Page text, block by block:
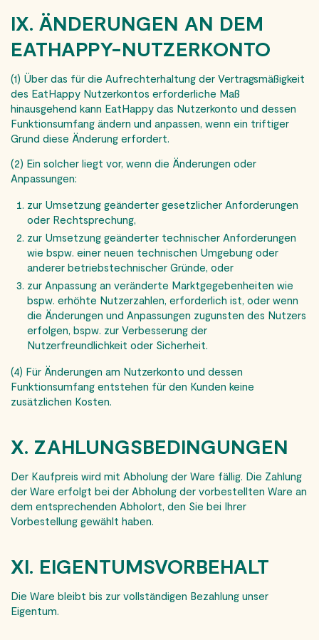
IX. ÄNDERUNGEN AN DEM
EATHAPPY-NUTZERKONTO
(1) Über das für die Aufrechterhaltung der Vertragsmäßigkeit
des EatHappy Nutzerkontos erforderliche Maß
hinausgehend kann EatHappy das Nutzerkonto und dessen
Funktionsumfang ändern und anpassen, wenn ein triftiger
Grund diese Änderung erfordert.
(2) Ein solcher liegt vor, wenn die Änderungen oder
Anpassungen:
zur Umsetzung geänderter gesetzlicher Anforderungen
oder Rechtsprechung,
zur Umsetzung geänderter technischer Anforderungen
wie bspw. einer neuen technischen Umgebung oder
anderer betriebstechnischer Gründe, oder
zur Anpassung an veränderte Marktgegebenheiten wie
bspw. erhöhte Nutzerzahlen, erforderlich ist, oder wenn
die Änderungen und Anpassungen zugunsten des Nutzers
erfolgen, bspw. zur Verbesserung der
Nutzerfreundlichkeit oder Sicherheit.
(4) Für Änderungen am Nutzerkonto und dessen
Funktionsumfang entstehen für den Kunden keine
zusätzlichen Kosten.
X. ZAHLUNGSBEDINGUNGEN
Der Kaufpreis wird mit Abholung der Ware fällig. Die Zahlung
der Ware erfolgt bei der Abholung der vorbestellten Ware an
dem entsprechenden Abholort, den Sie bei Ihrer
Vorbestellung gewählt haben.
XI. EIGENTUMSVORBEHALT
Die Ware bleibt bis zur vollständigen Bezahlung unser
Eigentum.